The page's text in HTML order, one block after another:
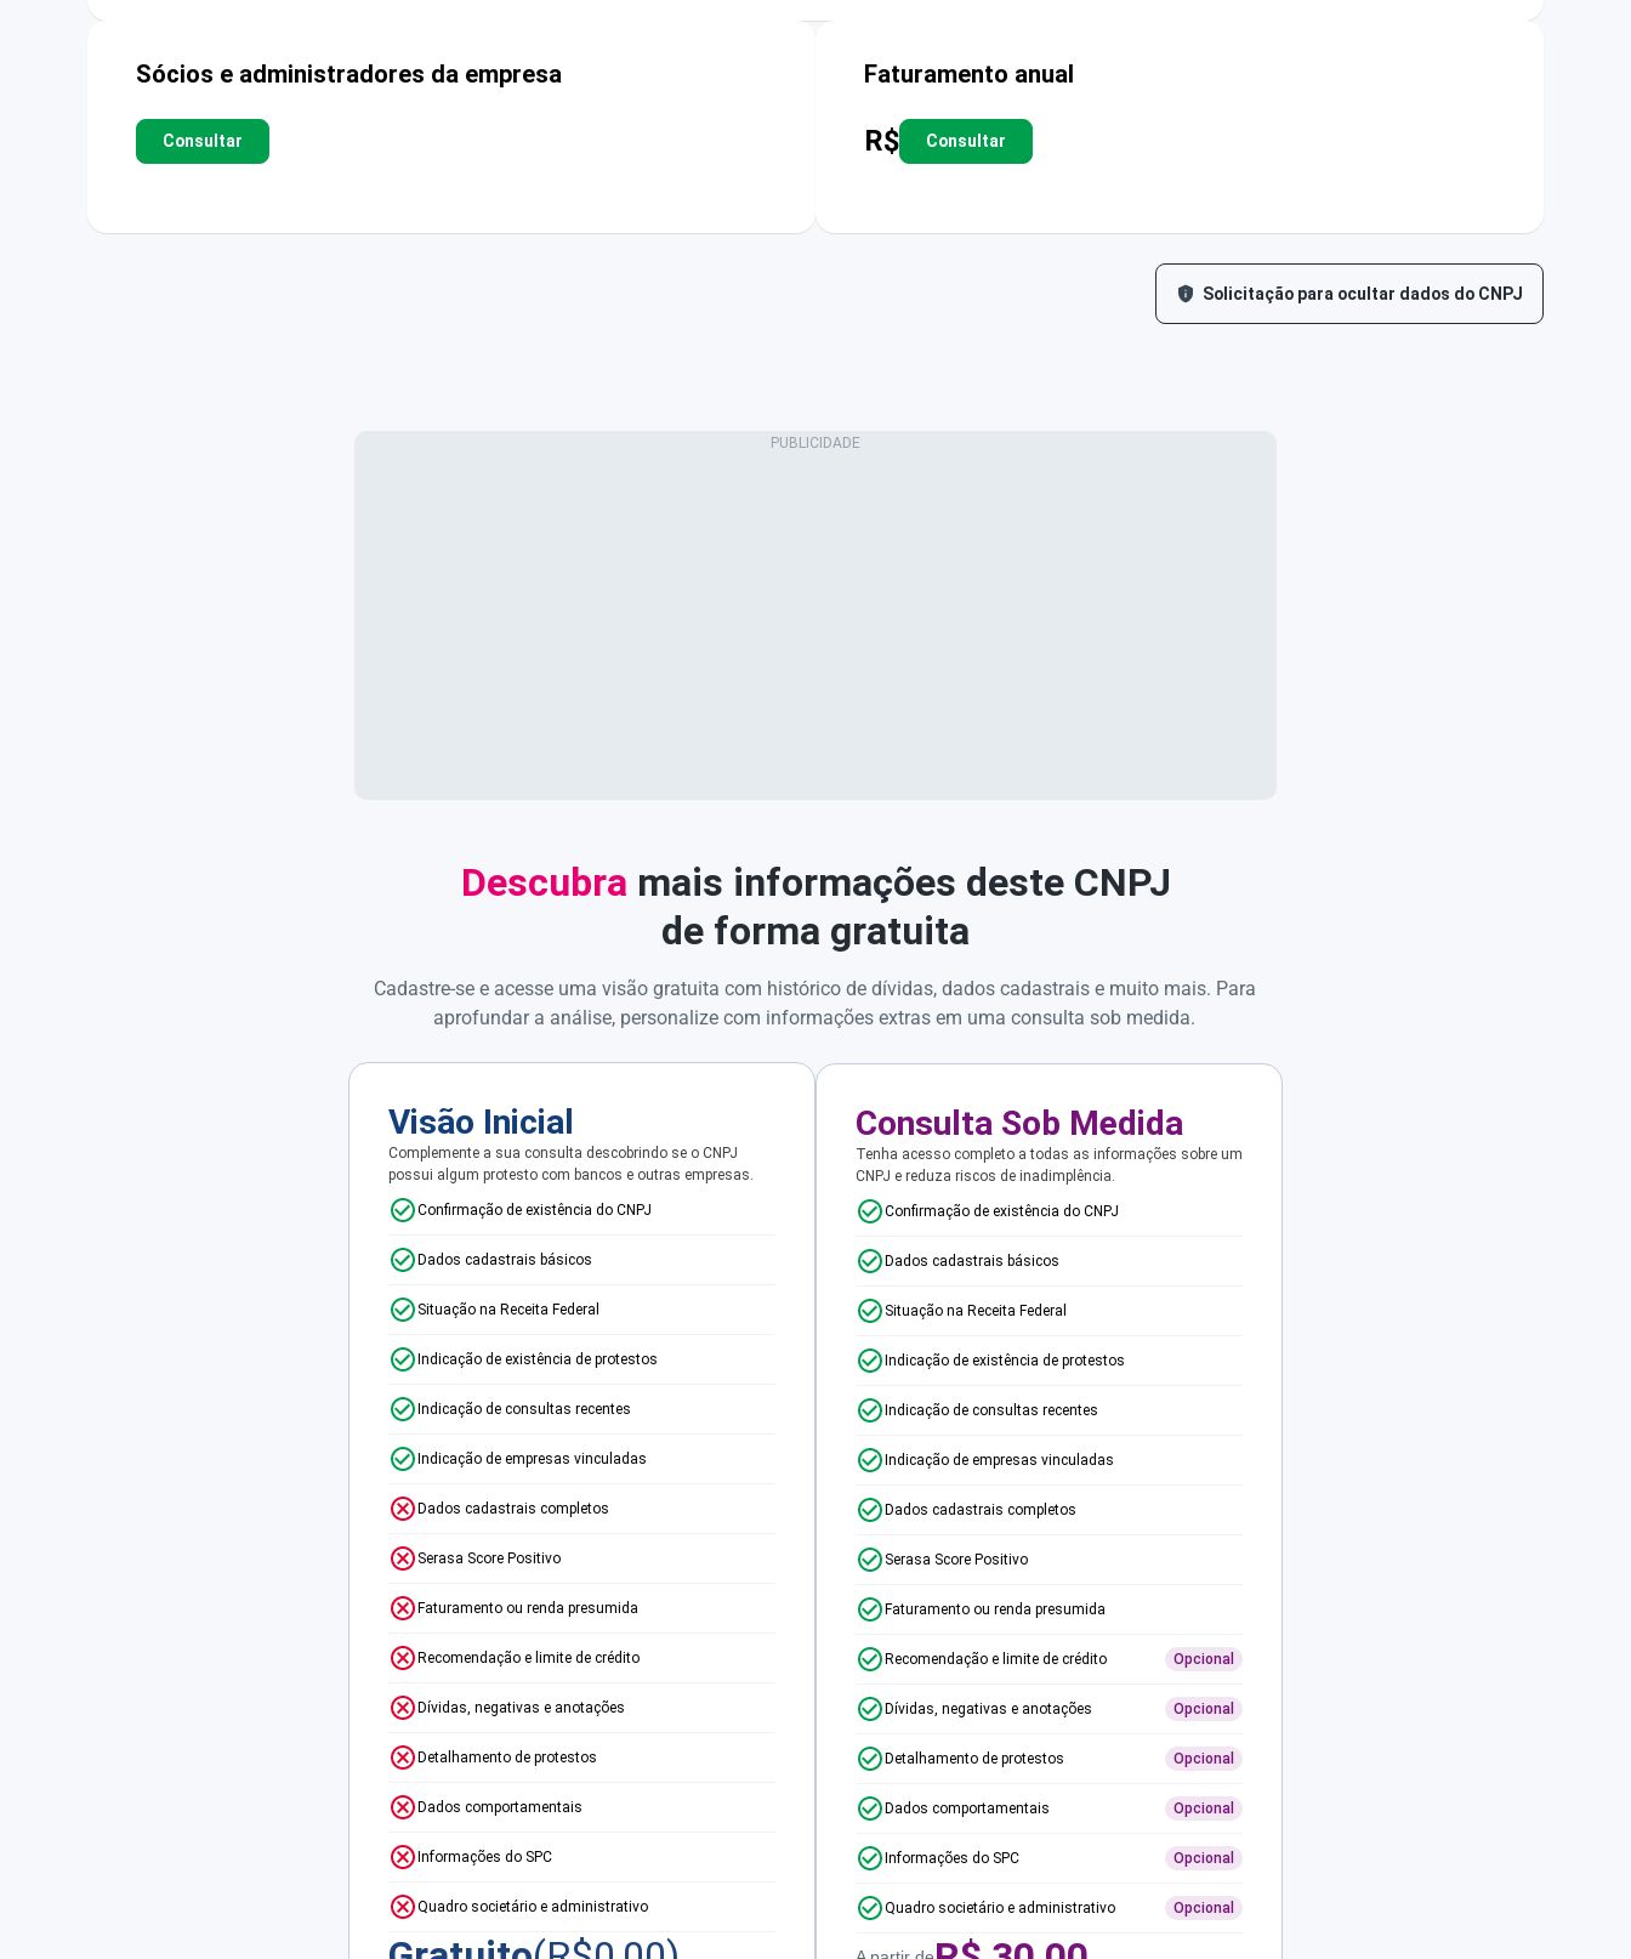
Sócios e administradores da empresa
Consultar
Faturamento anual
R$ Consultar
Solicitação para ocultar dados do CNPJ
Descubra mais informações deste CNPJ
de forma gratuita
Cadastre-se e acesse uma visão gratuita com histórico de dívidas, dados cadastrais e muito mais. Para
aprofundar a análise, personalize com informações extras em uma consulta sob medida.
Visão Inicial
Complemente a sua consulta descobrindo se o CNPJ
possui algum protesto com bancos e outras empresas.
Confirmação de existência do CNPJ
Dados cadastrais básicos
Situação na Receita Federal
Indicação de existência de protestos
Indicação de consultas recentes
Indicação de empresas vinculadas
Dados cadastrais completos
Serasa Score Positivo
Faturamento ou renda presumida
Recomendação e limite de crédito
Dívidas, negativas e anotações
Detalhamento de protestos
Dados comportamentais
Informações do SPC
Quadro societário e administrativo
Consulta Sob Medida
Tenha acesso completo a todas as informações sobre um
CNPJ e reduza riscos de inadimplência.
Confirmação de existência do CNPJ
Dados cadastrais básicos
Situação na Receita Federal
Indicação de existência de protestos
Indicação de consultas recentes
Indicação de empresas vinculadas
Dados cadastrais completos
Serasa Score Positivo
Faturamento ou renda presumida
Recomendação e limite de crédito Opcional
Dívidas, negativas e anotações Opcional
Detalhamento de protestos Opcional
Dados comportamentais Opcional
Informações do SPC Opcional
Quadro societário e administrativo Opcional